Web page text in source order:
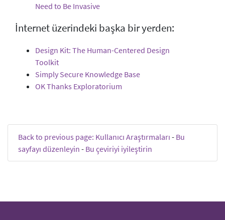
Need to Be Invasive
İnternet üzerindeki başka bir yerden:
Design Kit: The Human-Centered Design
Toolkit
Simply Secure Knowledge Base
OK Thanks Exploratorium
Back to previous page: Kullanıcı Araştırmaları - Bu
sayfayı düzenleyin - Bu çeviriyi iyileştirin